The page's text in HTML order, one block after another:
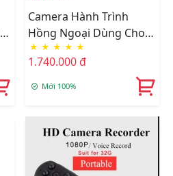
Camera Hành Trình
Hồng Ngoại Dùng Cho
Ôtô DAHUA HAC-
HDW1220G-M
★ ★ ★ ★ ★
1.740.000 đ
Mới 100%